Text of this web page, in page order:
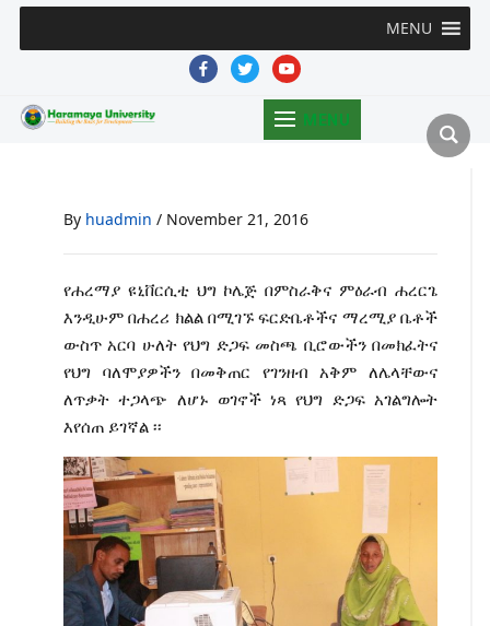
MENU
facebooktwitteryoutube
MENU
By huadmin / November 21, 2016
የሐረማያ ዩኒቨርሲቲ ህግ ኮሌጅ በምስራቅና ምዕራብ ሐረርጌ
እንዲሁም በሐረሪ ክልል በሚገኙ ፍርድቤቶችና ማረሚያ ቤቶች
ውስጥ አርባ ሁለት የህግ ድጋፍ መስጫ ቢሮውችን በመክፈትና
የህግ ባለሞያዎችን በመቅጠር የገንዘብ አቅም ለሌላቸውና
ለጥቃት ተጋላጭ ለሆኑ ወገኖች ነጻ የህግ ድጋፍ አገልግሎት
እየሰጠ ይገኛል ፡፡